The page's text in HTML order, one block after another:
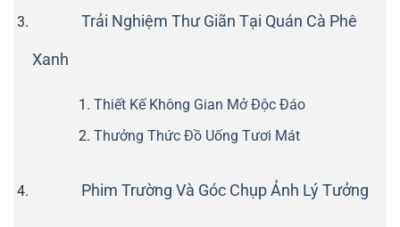
Trải Nghiệm Thư Giãn Tại Quán Cà Phê
Xanh
Thiết Kế Không Gian Mở Độc Đáo
Thưởng Thức Đồ Uống Tươi Mát
Phim Trường Và Góc Chụp Ảnh Lý Tưởng